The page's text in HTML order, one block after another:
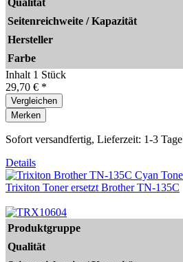
Seitenreichweite / Kapazität
Hersteller
Farbe
Inhalt 1 Stück
29,70 € *
Vergleichen
Merken
Sofort versandfertig, Lieferzeit: 1-3
Details
Trixiton Toner ersetzt Brother TN-135C
Produktgruppe
Qualität